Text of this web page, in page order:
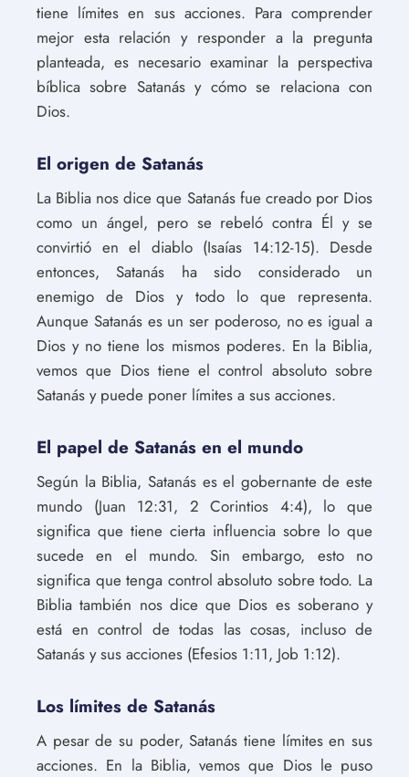
tiene límites en sus acciones. Para comprender
mejor esta relación y responder a la pregunta
planteada, es necesario examinar la perspectiva
bíblica sobre Satanás y cómo se relaciona con
Dios.
El origen de Satanás
La Biblia nos dice que Satanás fue creado por Dios
como un ángel, pero se rebeló contra Él y se
convirtió en el diablo (Isaías 14:12-15). Desde
entonces, Satanás ha sido considerado un
enemigo de Dios y todo lo que representa.
Aunque Satanás es un ser poderoso, no es igual a
Dios y no tiene los mismos poderes. En la Biblia,
vemos que Dios tiene el control absoluto sobre
Satanás y puede poner límites a sus acciones.
El papel de Satanás en el mundo
Según la Biblia, Satanás es el gobernante de este
mundo (Juan 12:31, 2 Corintios 4:4), lo que
significa que tiene cierta influencia sobre lo que
sucede en el mundo. Sin embargo, esto no
significa que tenga control absoluto sobre todo. La
Biblia también nos dice que Dios es soberano y
está en control de todas las cosas, incluso de
Satanás y sus acciones (Efesios 1:11, Job 1:12).
Los límites de Satanás
A pesar de su poder, Satanás tiene límites en sus
acciones. En la Biblia, vemos que Dios le puso